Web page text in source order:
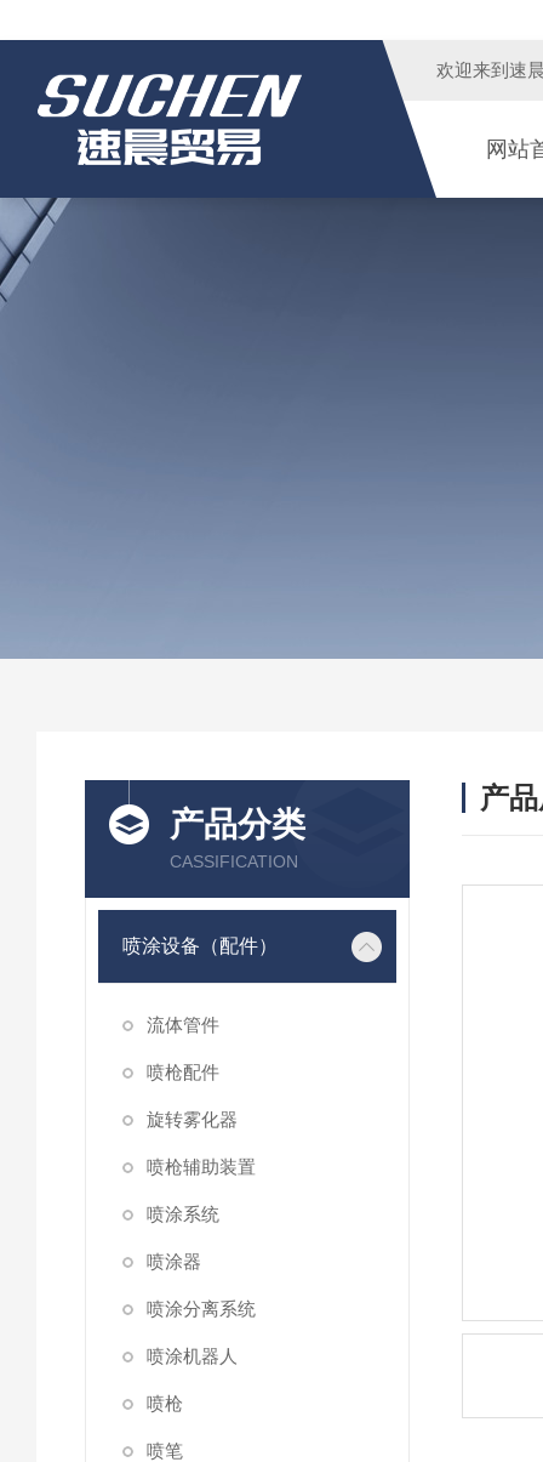
欢迎来到 速
网站
产品分类
CASSIFICATION
喷涂设备（配件）
流体管件
喷枪配件
旋转雾化器
喷枪辅助装置
喷涂系统
喷涂器
喷涂分离系统
喷涂机器人
喷枪
喷笔
产